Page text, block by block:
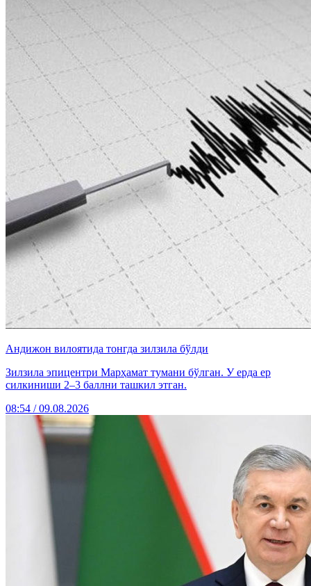
Андижон вилоятида тонгда зилзила бўлди
Зилзила эпицентри Марҳамат тумани бўлган. У ерда ер
силкиниши 2–3 баллни ташкил этган.
08:54 / 09.08.2026